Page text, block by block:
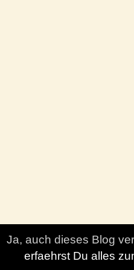
Ja, auch dieses Blog
erfaehrst Du alles